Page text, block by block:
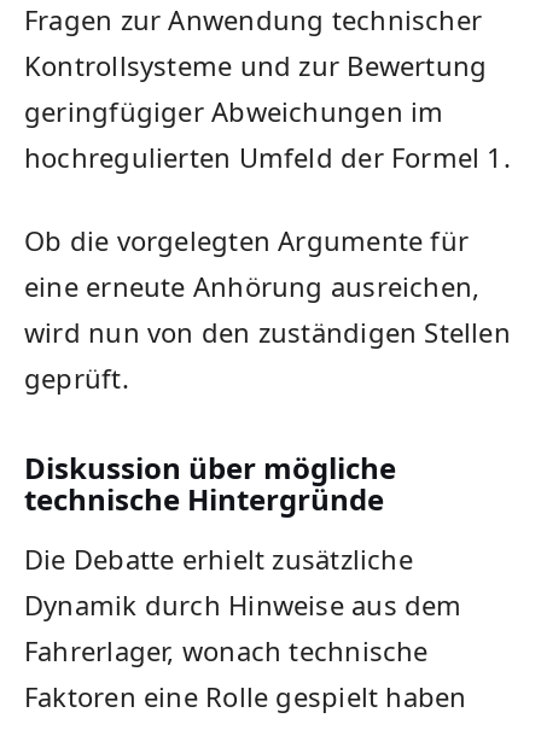
Fragen zur Anwendung technischer
Kontrollsysteme und zur Bewertung
geringfügiger Abweichungen im
hochregulierten Umfeld der Formel 1.
Ob die vorgelegten Argumente für
eine erneute Anhörung ausreichen,
wird nun von den zuständigen Stellen
geprüft.
Diskussion über mögliche
technische Hintergründe
Die Debatte erhielt zusätzliche
Dynamik durch Hinweise aus dem
Fahrerlager, wonach technische
Faktoren eine Rolle gespielt haben